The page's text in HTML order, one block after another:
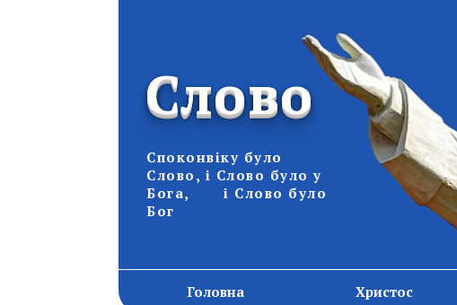
Слово
Споконвіку було
Слово, і Слово було у
Бога, і Слово було
Бог
Головна Христос